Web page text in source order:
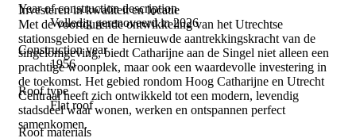
Investeren in kwaliteit en locatie
Met de voortdurende ontwikkeling van het Utrechtse
stationsgebied en de hernieuwde aantrekkingskracht van de
singelomgeving, biedt Catharijne aan de Singel niet alleen een
prachtige woonplek, maar ook een waardevolle investering in
de toekomst. Het gebied rondom Hoog Catharijne en Utrecht
Centraal heeft zich ontwikkeld tot een modern, levendig
stadsdeel waar wonen, werken en ontspannen perfect
samenkomen.
Year of construction description
Volledig gerenoveerd in 2026
Construction year
1956
Roof type
Flat roof
Roof materials